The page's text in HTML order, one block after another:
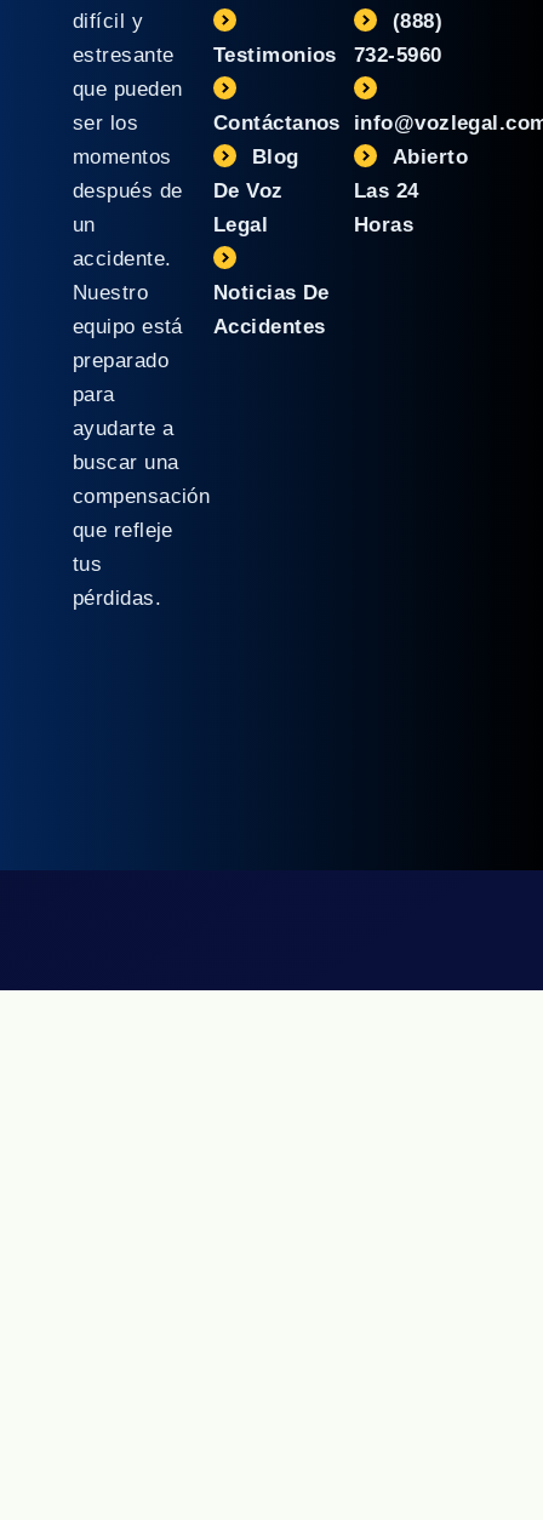
difícil y
estresante
que pueden
ser los
momentos
después de
un
accidente.
Nuestro
equipo está
preparado
para
ayudarte a
buscar una
compensación
que refleje
tus
pérdidas.
Testimonios
Contáctanos
Blog
De Voz
Legal
Noticias De
Accidentes
(888)
732-5960
Abierto
Las 24
Horas